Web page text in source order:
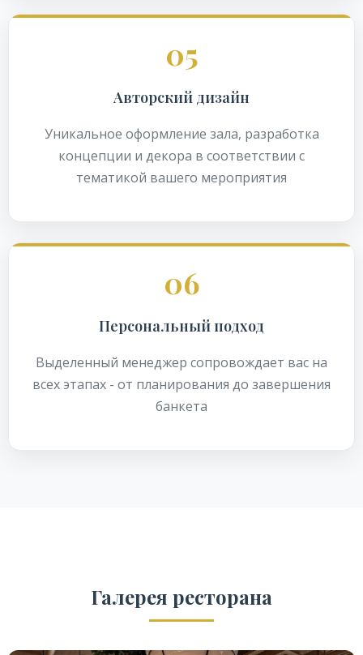
05
Авторский дизайн
Уникальное оформление зала, разработка
концепции и декора в соответствии с
тематикой вашего мероприятия
06
Персональный подход
Выделенный менеджер сопровождает вас на
всех этапах - от планирования до завершения
банкета
Галерея ресторана